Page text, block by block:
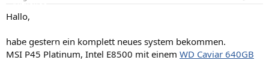
Aktuelles
Neue Beiträge
e
r
t
Hallo,
habe gestern ein komplett neues system bekommen.
MSI P45 Platinum, Intel E8500 mit einem WD Caviar 640GB